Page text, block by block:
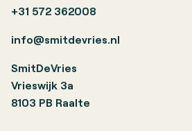
+31 572 362008
info@smitdevries.nl
SmitDeVries
Vrieswijk 3a
8103 PB Raalte